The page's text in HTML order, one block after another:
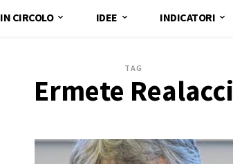
IN CIRCOLO IDEE INDICATORI
TAG
Ermete Realacci